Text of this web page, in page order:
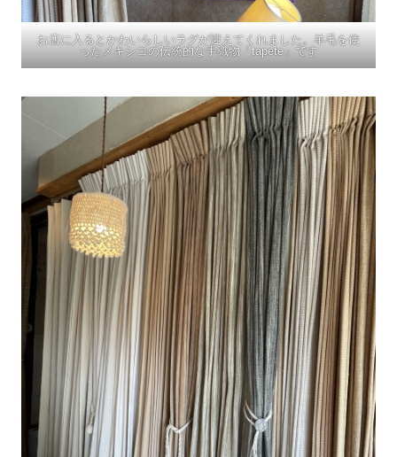
お店に入るとかわいらしいラグが迎えてくれました。羊毛を使
ったメキシコの伝統的な手織物「tapete」です